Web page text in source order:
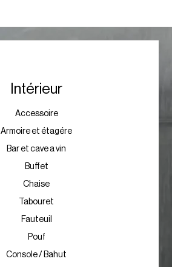
Intérieur
Accessoire
Armoire et étagére
Bar et cave a vin
Buffet
Chaise
Tabouret
Fauteuil
Pouf
Console / Bahut